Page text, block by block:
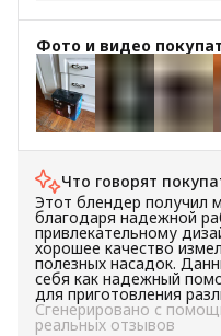
5 звёзд
4 звезды
3 звезды
2 звезды
1 звезда
Фото и видео
+
Что говорят
Этот блендер получил
благодаря надежной
привлекательному
хорошее качество
полезных насадок.
себя как надежный
для приготовления
Сгенерировано с
реальных отзывов